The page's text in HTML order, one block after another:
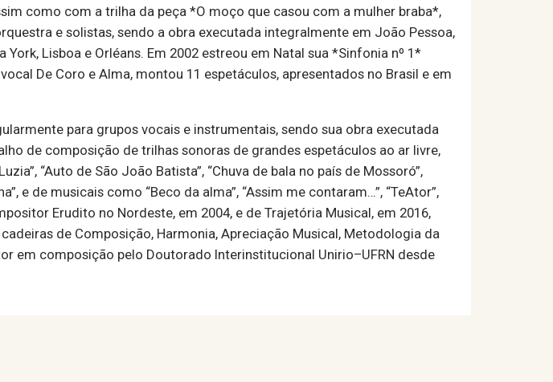
como com a trilha da peça *O moço que casou com a mulher braba*,
e solistas, sendo a obra executada integralmente em João Pessoa,
York, Lisboa e Orléans. Em 2002 estreou em Natal sua *Sinfonia nº 1*
De Coro e Alma, montou 11 espetáculos, apresentados no Brasil e em
para grupos vocais e instrumentais, sendo sua obra executada
de composição de trilhas sonoras de grandes espetáculos ao ar livre,
“Auto de São João Batista”, “Chuva de bala no país de Mossoró”,
e de musicais como “Beco da alma”, “Assim me contaram…”, “TeAtor”,
Erudito no Nordeste, em 2004, e de Trajetória Musical, em 2016,
de Composição, Harmonia, Apreciação Musical, Metodologia da
em composição pelo Doutorado Interinstitucional Unirio–UFRN desde